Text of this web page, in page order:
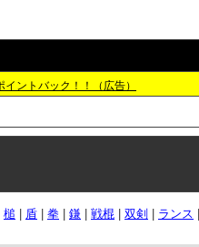
ントバック！！（広告）
槌 盾 拳 鎌 戦棍 双剣 ランス